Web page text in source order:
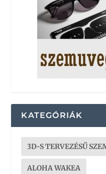
KATEGÓRIÁK
3D-S TERVEZÉSŰ
ALOHA WAKEA